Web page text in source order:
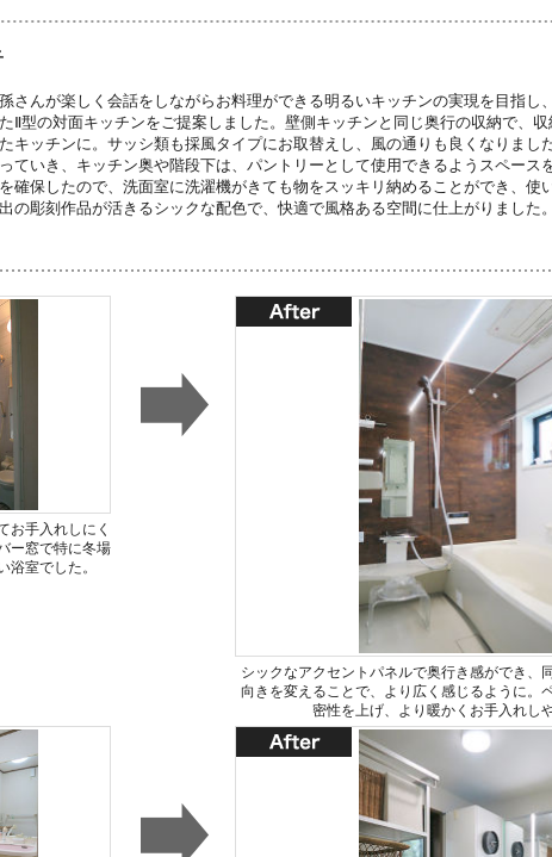
さんが楽しく会話をしながらお料理ができる明るいキッチンの実現を目指し
Ⅱ型の対面キッチンをご提案しました。壁側キッチンと同じ奥行の収納で、
キッチンに。サッシ類も採風タイプにお取替えし、風の通りも良くなりまし
ていき、キッチン奥や階段下は、パントリーとして使用できるようスペース
確保したので、洗面室に洗濯機がきても物をスッキリ納めることができ、使
の彫刻作品が活きるシックな配色で、快適で風格ある空間に仕上がりました。
お手入れしにく
ー窓で特に冬場
浴室でした。
シックなアクセントパネルで奥行き感ができ、
向きを変えることで、より広く感じるように。
密性を上げ、より暖かくお手入れし